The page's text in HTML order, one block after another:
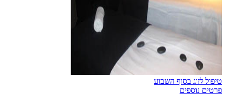
טיפול לזוג בסוף השבוע
פרטים נוספים